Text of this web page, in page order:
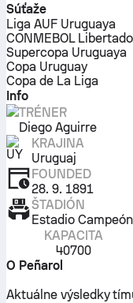
Súťaže
Liga AUF Uruguaya
CONMEBOL
Supercopa Uruguaya
Copa Uruguay
Copa de La Liga
Info
TRÉNER
Diego Aguirre
KRAJINA
Uruguaj
FOUNDED
28. 9. 1891
ŠTADIÓN
Estadio
KAPACITA
40700
O Peñarol
Aktuálne výsledky